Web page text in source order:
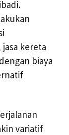
kereta
biaya
variatif